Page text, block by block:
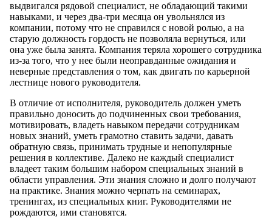
выдвигался рядовой специалист, не обладающий такими
навыками, и через два-три месяца он увольнялся из
компании, потому что не справился с новой ролью, а на
старую должность гордость не позволяла вернуться, или
она уже была занята. Компания теряла хорошего сотрудника
из-за того, что у нее были неоправданные ожидания и
неверные представления о том, как двигать по карьерной
лестнице нового руководителя.
В отличие от исполнителя, руководитель должен уметь
правильно доносить до подчиненных свои требования,
мотивировать, владеть навыком передачи сотрудникам
новых знаний, уметь грамотно ставить задачи, давать
обратную связь, принимать трудные и непопулярные
решения в коллективе. Далеко не каждый специалист
владеет таким большим набором специальных знаний в
области управления. Эти знания сложно и долго получают
на практике. Знания можно черпать на семинарах,
тренингах, из специальных книг. Руководителями не
рождаются, ими становятся.